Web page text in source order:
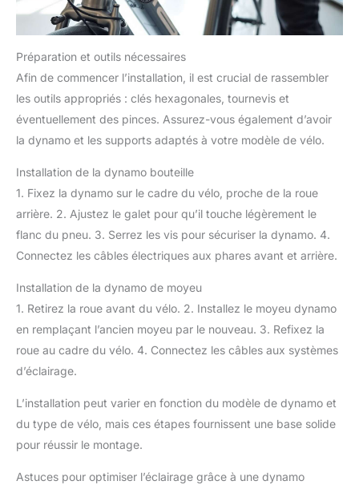
Préparation et outils nécessaires
Afin de commencer l’installation, il est crucial de rassembler
les outils appropriés : clés hexagonales, tournevis et
éventuellement des pinces. Assurez-vous également d’avoir
la dynamo et les supports adaptés à votre modèle de vélo.
Installation de la dynamo bouteille
1. Fixez la dynamo sur le cadre du vélo, proche de la roue
arrière. 2. Ajustez le galet pour qu’il touche légèrement le
flanc du pneu. 3. Serrez les vis pour sécuriser la dynamo. 4.
Connectez les câbles électriques aux phares avant et arrière.
Installation de la dynamo de moyeu
1. Retirez la roue avant du vélo. 2. Installez le moyeu dynamo
en remplaçant l’ancien moyeu par le nouveau. 3. Refixez la
roue au cadre du vélo. 4. Connectez les câbles aux systèmes
d’éclairage.
L’installation peut varier en fonction du modèle de dynamo et
du type de vélo, mais ces étapes fournissent une base solide
pour réussir le montage.
Astuces pour optimiser l’éclairage grâce à une dynamo